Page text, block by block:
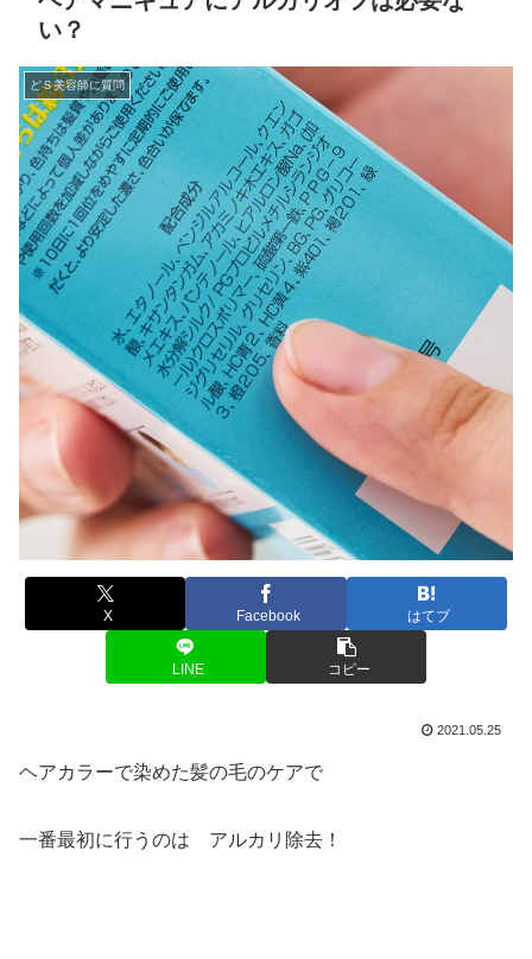
い？
どＳ美容師に質問
X Facebook はてブ
LINE コピー
2021.05.25
ヘアカラーで染めた髪の毛のケアで
一番最初に行うのは アルカリ除去！